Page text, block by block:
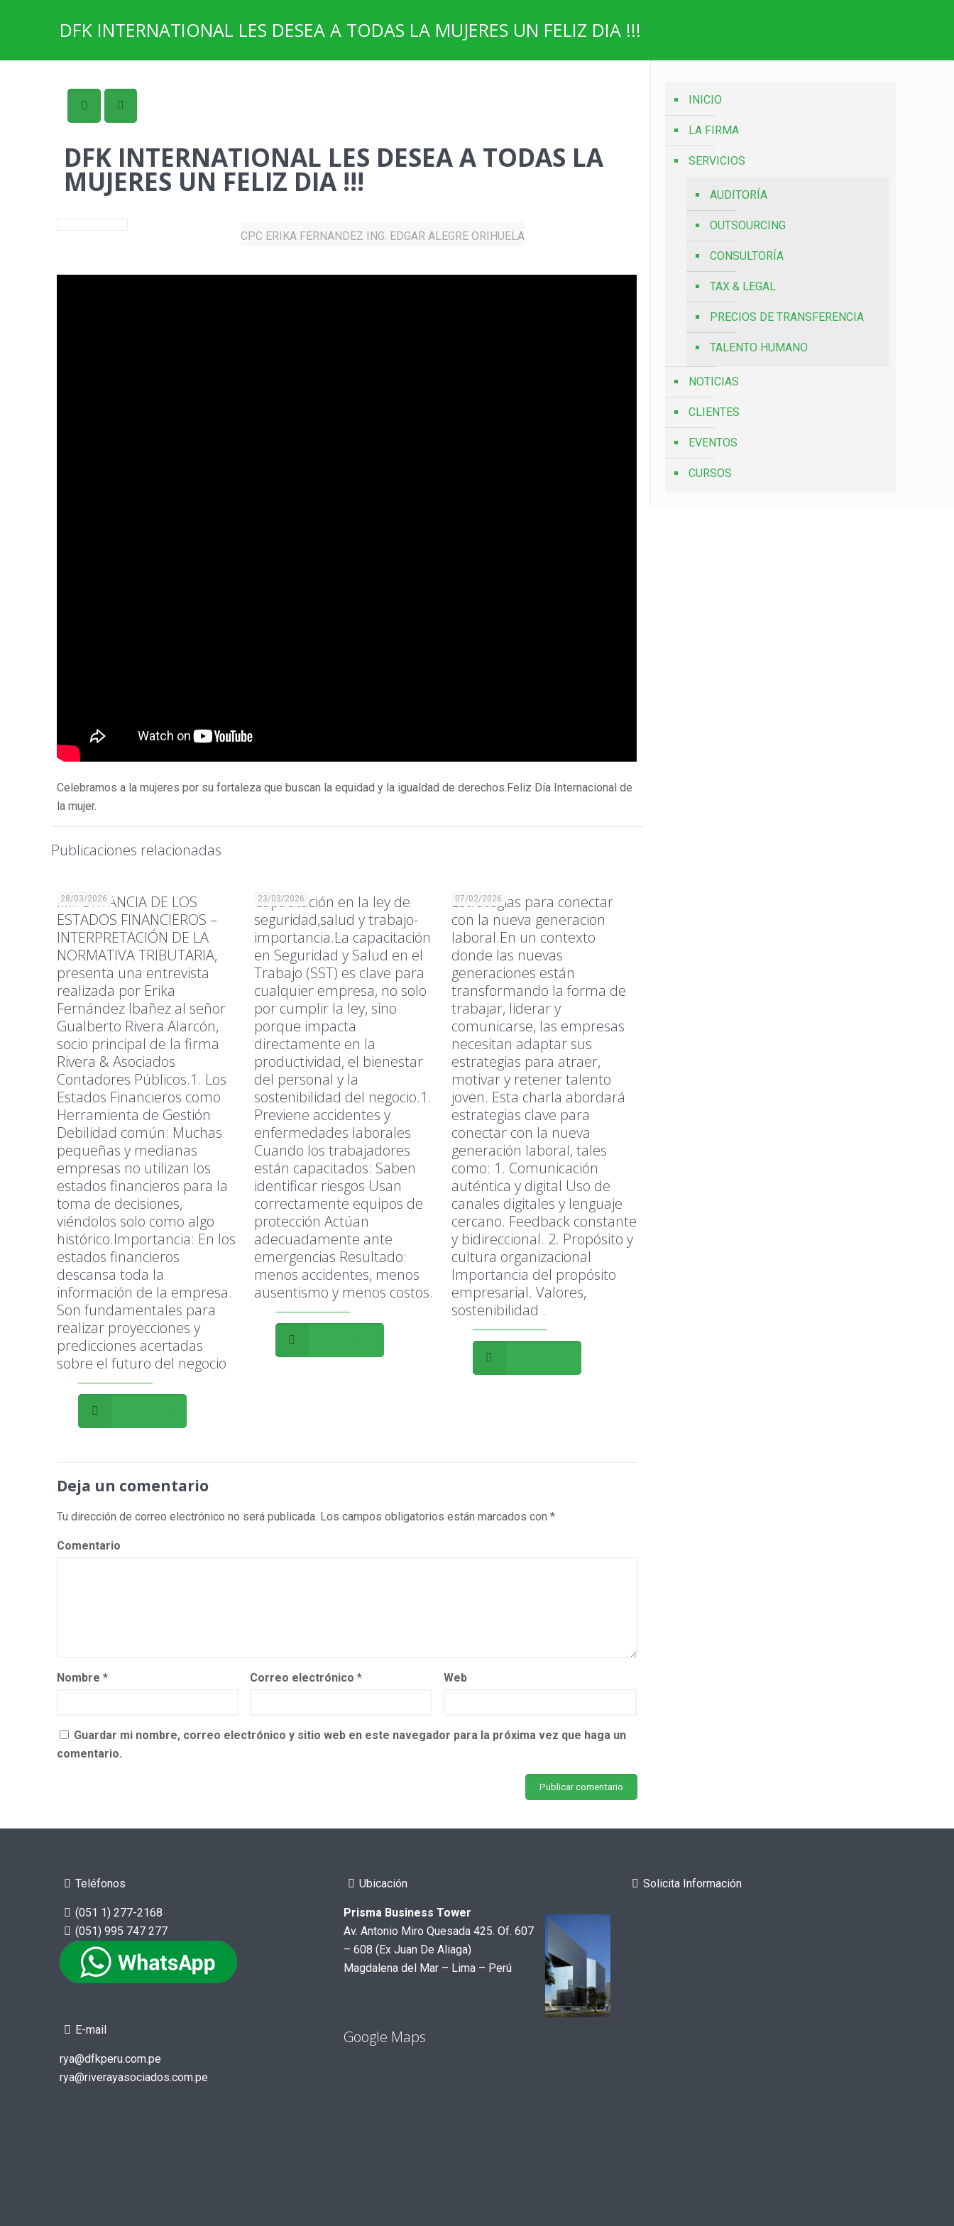
DFK INTERNATIONAL LES DESEA A TODAS LA MUJERES UN FELIZ DIA !!!
DFK INTERNATIONAL LES DESEA A TODAS LA
MUJERES UN FELIZ DIA !!!
CPC ERIKA FERNANDEZ ING. EDGAR ALEGRE ORIHUELA
Celebramos a la mujeres por su fortaleza que buscan la equidad y la igualdad de derechos.Feliz Día Internacional de
la mujer.
Publicaciones relacionadas
28/03/2026
IMPORTANCIA DE LOS
ESTADOS FINANCIEROS –
INTERPRETACIÓN DE LA
NORMATIVA TRIBUTARIA,
presenta una entrevista
realizada por Erika
Fernández Ibañez al señor
Gualberto Rivera Alarcón,
socio principal de la firma
Rivera & Asociados
Contadores Públicos.1. Los
Estados Financieros como
Herramienta de Gestión
Debilidad común: Muchas
pequeñas y medianas
empresas no utilizan los
estados financieros para la
toma de decisiones,
viéndolos solo como algo
histórico.Importancia: En los
estados financieros
descansa toda la
información de la empresa.
Son fundamentales para
realizar proyecciones y
predicciones acertadas
sobre el futuro del negocio
23/03/2026
Capacitación en la ley de
seguridad,salud y trabajo-
importancia.La capacitación
en Seguridad y Salud en el
Trabajo (SST) es clave para
cualquier empresa, no solo
por cumplir la ley, sino
porque impacta
directamente en la
productividad, el bienestar
del personal y la
sostenibilidad del negocio.1.
Previene accidentes y
enfermedades laborales
Cuando los trabajadores
están capacitados: Saben
identificar riesgos Usan
correctamente equipos de
protección Actúan
adecuadamente ante
emergencias Resultado:
menos accidentes, menos
ausentismo y menos costos.
07/02/2026
Estrategias para conectar
con la nueva generacion
laboral.En un contexto
donde las nuevas
generaciones están
transformando la forma de
trabajar, liderar y
comunicarse, las empresas
necesitan adaptar sus
estrategias para atraer,
motivar y retener talento
joven. Esta charla abordará
estrategias clave para
conectar con la nueva
generación laboral, tales
como: 1. Comunicación
auténtica y digital Uso de
canales digitales y lenguaje
cercano. Feedback constante
y bidireccional. 2. Propósito y
cultura organizacional
Importancia del propósito
empresarial. Valores,
sostenibilidad .
Deja un comentario
Tu dirección de correo electrónico no será publicada. Los campos obligatorios están marcados con*
Comentario
Nombre* Correo electrónico* Web
Guardar mi nombre, correo electrónico y sitio web en este navegador para la próxima vez que haga un
comentario.
INICIO
LA FIRMA
SERVICIOS
AUDITORÍA
OUTSOURCING
CONSULTORÍA
TAX & LEGAL
PRECIOS DE TRANSFERENCIA
TALENTO HUMANO
NOTICIAS
CLIENTES
EVENTOS
CURSOS
Teléfonos
(051 1) 277-2168
(051) 995 747 277
E-mail
rya@dfkperu.com.pe
rya@riverayasociados.com.pe
Ubicación
Prisma Business Tower
Av. Antonio Miro Quesada 425. Of. 607
– 608 (Ex Juan De Aliaga)
Magdalena del Mar – Lima – Perú
Google Maps
Solicita Información